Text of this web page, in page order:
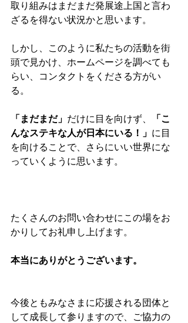
取り組みはまだまだ発展途上国と言わ
ざるを得ない状況かと思います。
しかし、このように私たちの活動を街
頭で見かけ、ホームページを調べても
らい、コンタクトをくださる方がい
る。
「まだまだ」 だけに目を向けず、
「こ
んなステキな人が日本にいる！」 に目
を向けることで、さらにいい世界にな
っていくように思います。
たくさんのお問い合わせにこの場をお
かりしてお礼申し上げます。
本当にありがとうございます。
今後ともみなさまに応援される団体と
して成長して参りますので、ご協力の